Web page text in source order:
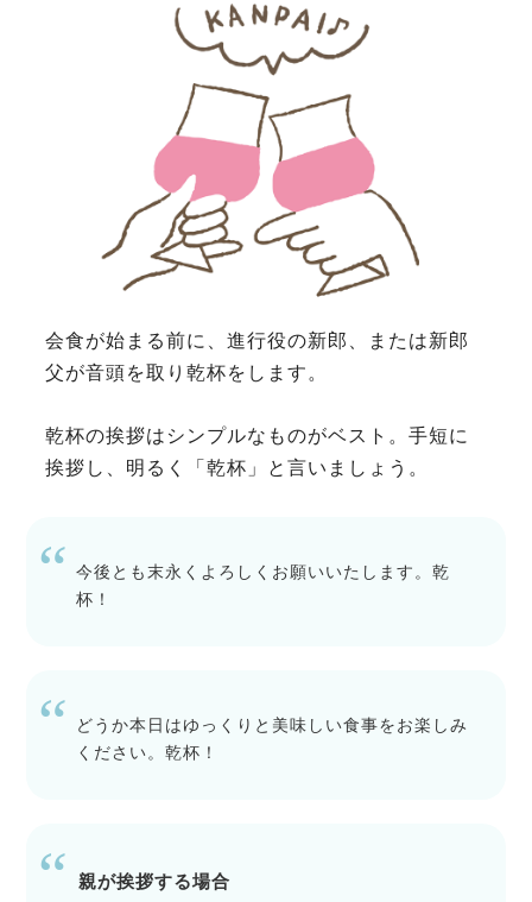
会食が始まる前に、進行役の新郎、または新郎
父が音頭を取り乾杯をします。
乾杯の挨拶はシンプルなものがベスト。手短に
挨拶し、明るく「乾杯」と言いましょう。
今後とも末永くよろしくお願いいたします。乾
杯！
どうか本日はゆっくりと美味しい食事をお楽しみ
ください。乾杯！
親が挨拶する場合